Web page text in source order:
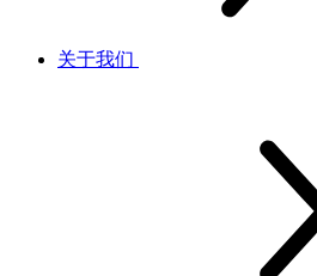
关于我们